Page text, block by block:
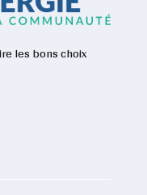
les bons choix